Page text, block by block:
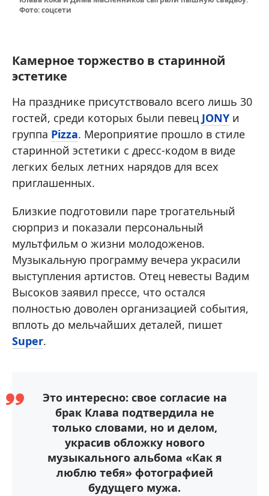
Фото: соцсети
Камерное торжество в старинной
эстетике
На празднике присутствовало всего лишь 30
гостей, среди которых были певец JONY и
группа Pizza. Мероприятие прошло в стиле
старинной эстетики с дресс-кодом в виде
легких белых летних нарядов для всех
приглашенных.
Близкие подготовили паре трогательный
сюрприз и показали персональный
мультфильм о жизни молодоженов.
Музыкальную программу вечера украсили
выступления артистов. Отец невесты Вадим
Высоков заявил прессе, что остался
полностью доволен организацией события,
вплоть до мельчайших деталей, пишет
Super.
Это интересно: свое согласие на
брак Клава подтвердила не
только словами, но и делом,
украсив обложку нового
музыкального альбома «Как я
люблю тебя» фотографией
будущего мужа.